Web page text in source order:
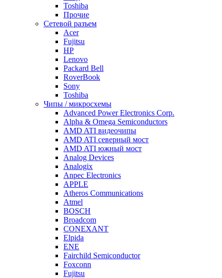
Toshiba
Прочие
Сетевой разъем
Acer
Fujitsu
HP
Lenovo
Packard Bell
RoverBook
Sony
Toshiba
Чипы / микросхемы
Advanced Power Electronics Corp.
Alpha & Omega Semiconductors
AMD ATI видеочипы
AMD ATI северный мост
AMD ATI южный мост
Analog Devices
Analogix
Anpec Electronics
APPLE
Atheros Communications
Atmel
BOSCH
Broadcom
CONEXANT
Elpida
ENE
Fairchild Semiconductor
Foxconn
Fujitsu